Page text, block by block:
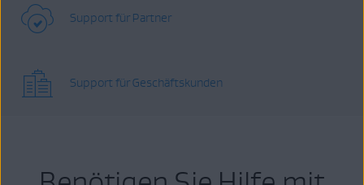
Support für Partner
Support für Geschäftskunden